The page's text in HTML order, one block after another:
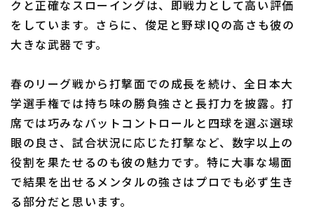
クと正確なスローイングは、即戦力として高い評価
をしています。さらに、俊足と野球IQの高さも彼の
大きな武器です。
春のリーグ戦から打撃面での成長を続け、全日本大
学選手権では持ち味の勝負強さと長打力を披露。打
席では巧みなバットコントロールと四球を選ぶ選球
眼の良さ、試合状況に応じた打撃など、数字以上の
役割を果たせるのも彼の魅力です。特に大事な場面
で結果を出せるメンタルの強さはプロでも必ず生き
る部分だと思います。